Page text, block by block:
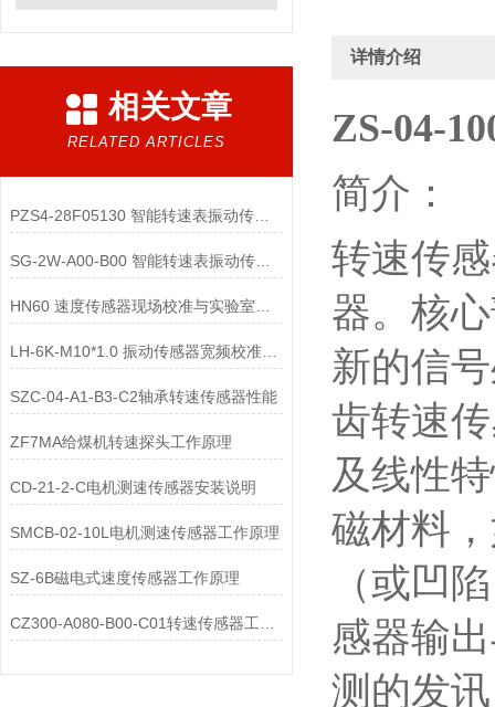
相关文章
RELATED ARTICLES
PZS4-28F05130 智能转速表振动传感器的低功耗配件与电源管理策略有哪些？
SG-2W-A00-B00 智能转速表振动传感器的状态指示与用户交互配件有哪些？
LH-6K-M10*1.0 振动传感器宽频校准方法浅析
SZC-04-A1-B3-C2轴承转速传感器性能
ZF7MA给煤机转速探头工作原理
CD-21-2-C电机测速传感器安装说明
SMCB-02-10L电机测速传感器工作原理
SZ-6B磁电式速度传感器工作原理
详情介绍
ZS-04-
简介：
转速传
器。核
新的信
齿转速
及线性
磁材料
（或凹
感器输
测的发